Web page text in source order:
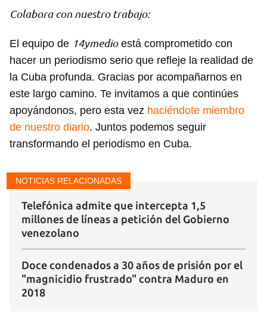
Colabora con nuestro trabajo:
El equipo de 14ymedioestá comprometido con
hacer un periodismo serio que refleje la realidad de
la Cuba profunda. Gracias por acompañarnos en
este largo camino. Te invitamos a que continúes
apoyándonos, pero esta vez haciéndote miembro
de nuestro diario. Juntos podemos seguir
transformando el periodismo en Cuba.
NOTICIAS RELACIONADAS
Telefónica admite que intercepta 1,5
millones de líneas a petición del Gobierno
venezolano
Doce condenados a 30 años de prisión por el
"magnicidio frustrado" contra Maduro en
2018